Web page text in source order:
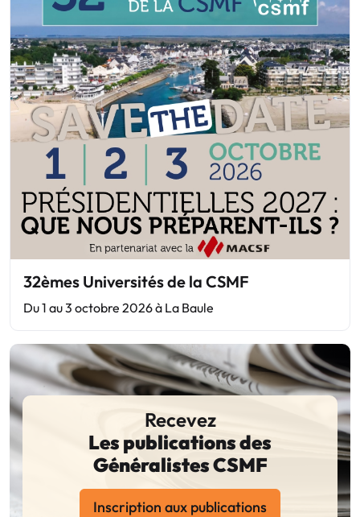
32èmes Universités de la CSMF
Du 1 au 3 octobre 2026 à La Baule
Recevez
Les publications des
Généralistes CSMF
Inscription aux publications